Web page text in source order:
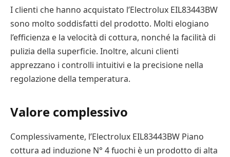
I clienti che hanno acquistato l’Electrolux EIL83443BW
sono molto soddisfatti del prodotto. Molti elogiano
l’efficienza e la velocità di cottura, nonché la facilità di
pulizia della superficie. Inoltre, alcuni clienti
apprezzano i controlli intuitivi e la precisione nella
regolazione della temperatura.
Valore complessivo
Complessivamente, l’Electrolux EIL83443BW Piano
cottura ad induzione N° 4 fuochi è un prodotto di alta